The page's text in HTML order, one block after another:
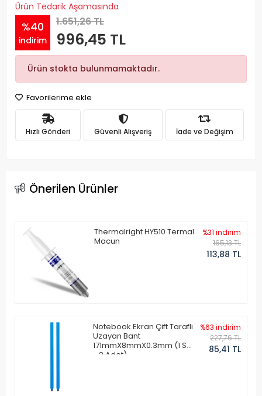
Ürün Tedarik Aşamasında
%40
indirim
1.651,26 TL
996,45 TL
Ürün stokta bulunmamaktadır.
Favorilerime ekle
Hızlı Gönderi Güvenli Alışveriş İade ve Değişim
Önerilen Ürünler
Thermalright HY510 Termal
Macun
%31 indirim
165,13 TL
113,88 TL
Notebook Ekran Çift Taraflı
Uzayan Bant
171mmX8mmX0.3mm (1 Set
- 2 Adet)
%63 indirim
227,76 TL
85,41 TL